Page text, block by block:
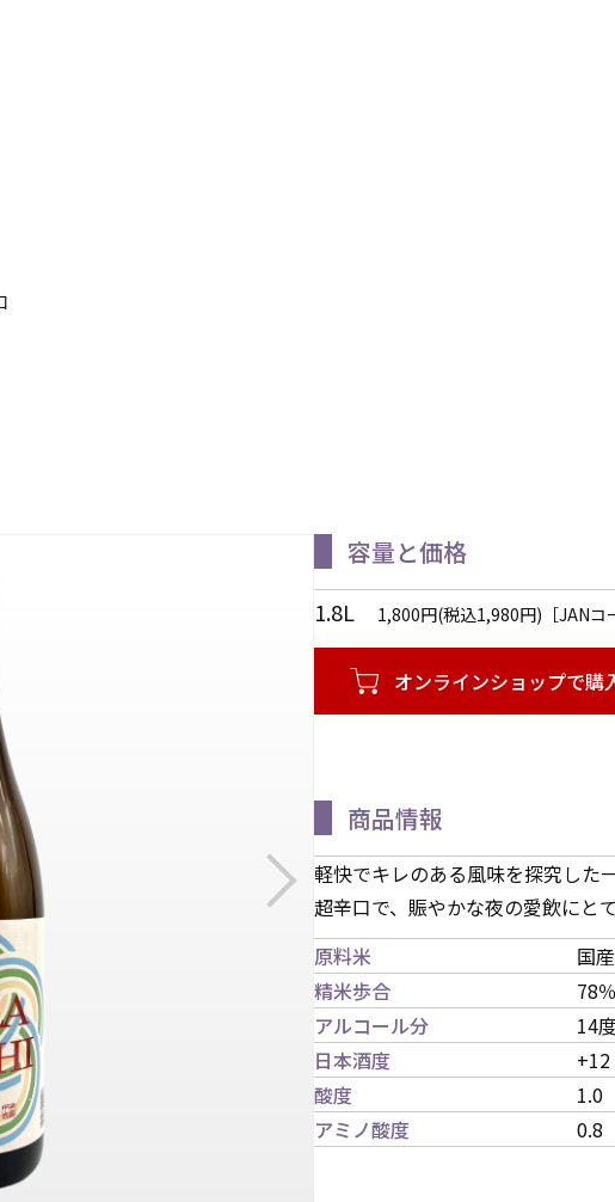
容量と価格
1.8L 1,800円(税込1,980円)［JAN
オンラインショップで購
商品情報
軽快でキレのある風味を探究した
超辛口で、賑やかな夜の愛飲にと
原料米
国
精米歩合
78
アルコール分
14
日本酒度
+12
酸度
1.0
アミノ酸度
0.8